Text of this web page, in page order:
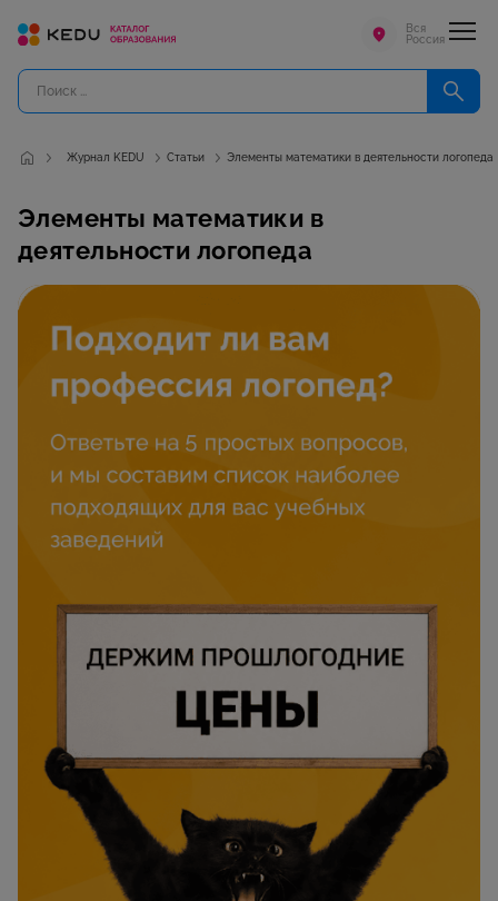
Вся
Россия
Журнал KEDU Статьи Элементы математики в деятельности логопеда
Элементы математики в
деятельности логопеда